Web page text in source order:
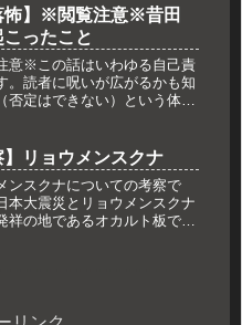
城と山形の県境 未舗装の峠道
により、ネット上では田代
怖】※閲覧注意※昔田
ったこと
意※この話はいわゆる自己責
。読者に呪いが広がるかも知
否定はできない）という体で
してVIPがお送りします
09(土) 16...
】リョウメンスクナ
ンスクナについての考察で
本大震災とリョウメンスクナ
祥の地であるオカルト板で